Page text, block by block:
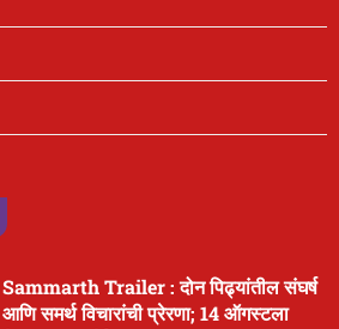
Sammarth Trailer : दोन पिढ्यांतील संघर्ष
आणि समर्थ विचारांची प्रेरणा; 14 ऑगस्टला